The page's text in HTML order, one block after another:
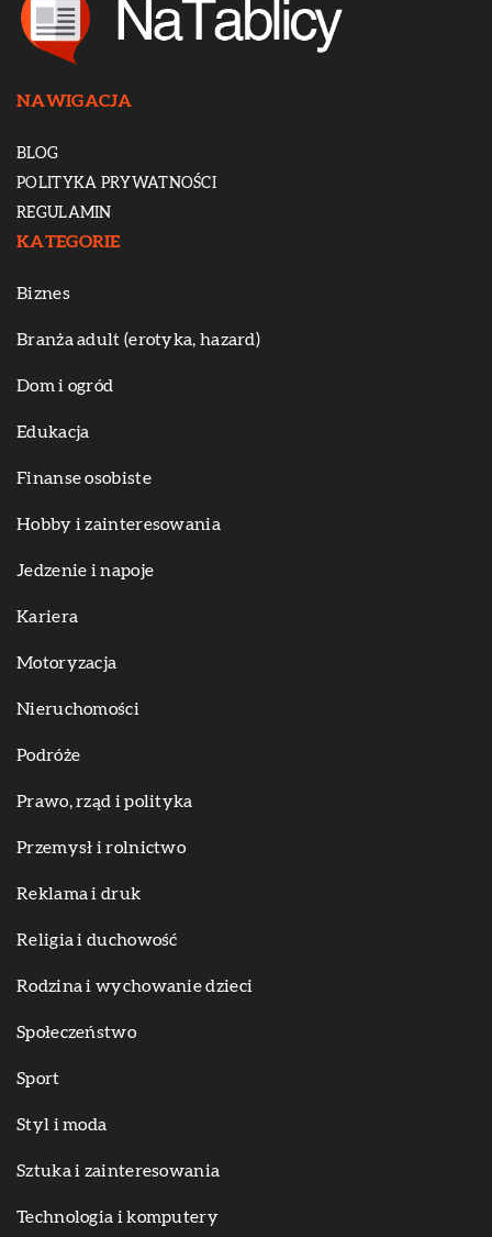
NAWIGACJA
BLOG
POLITYKA PRYWATNOŚCI
REGULAMIN
KATEGORIE
Biznes
Branża adult (erotyka, hazard)
Dom i ogród
Edukacja
Finanse osobiste
Hobby i zainteresowania
Jedzenie i napoje
Kariera
Motoryzacja
Nieruchomości
Podróże
Prawo, rząd i polityka
Przemysł i rolnictwo
Reklama i druk
Religia i duchowość
Rodzina i wychowanie dzieci
Społeczeństwo
Sport
Styl i moda
Sztuka i zainteresowania
Technologia i komputery